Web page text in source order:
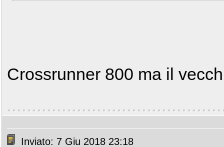
Crossrunner 800 ma il
Inviato: 7 Giu 2018 23:18